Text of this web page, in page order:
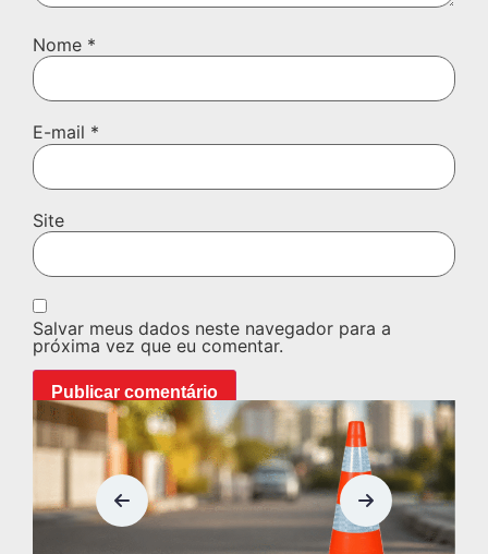
Nome *
E-mail *
Site
Salvar meus dados neste navegador para a
próxima vez que eu comentar.